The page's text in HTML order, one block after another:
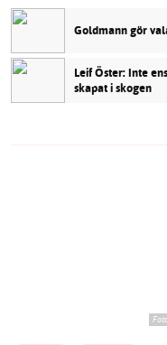
Goldmann gör
Leif Öster: Inte
skapat i skogen